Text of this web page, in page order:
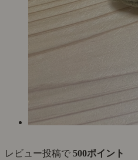
レビュー投稿で 500ポイント